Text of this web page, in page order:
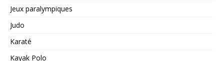
Jeux paralympiques
Judo
Karaté
Kayak Polo